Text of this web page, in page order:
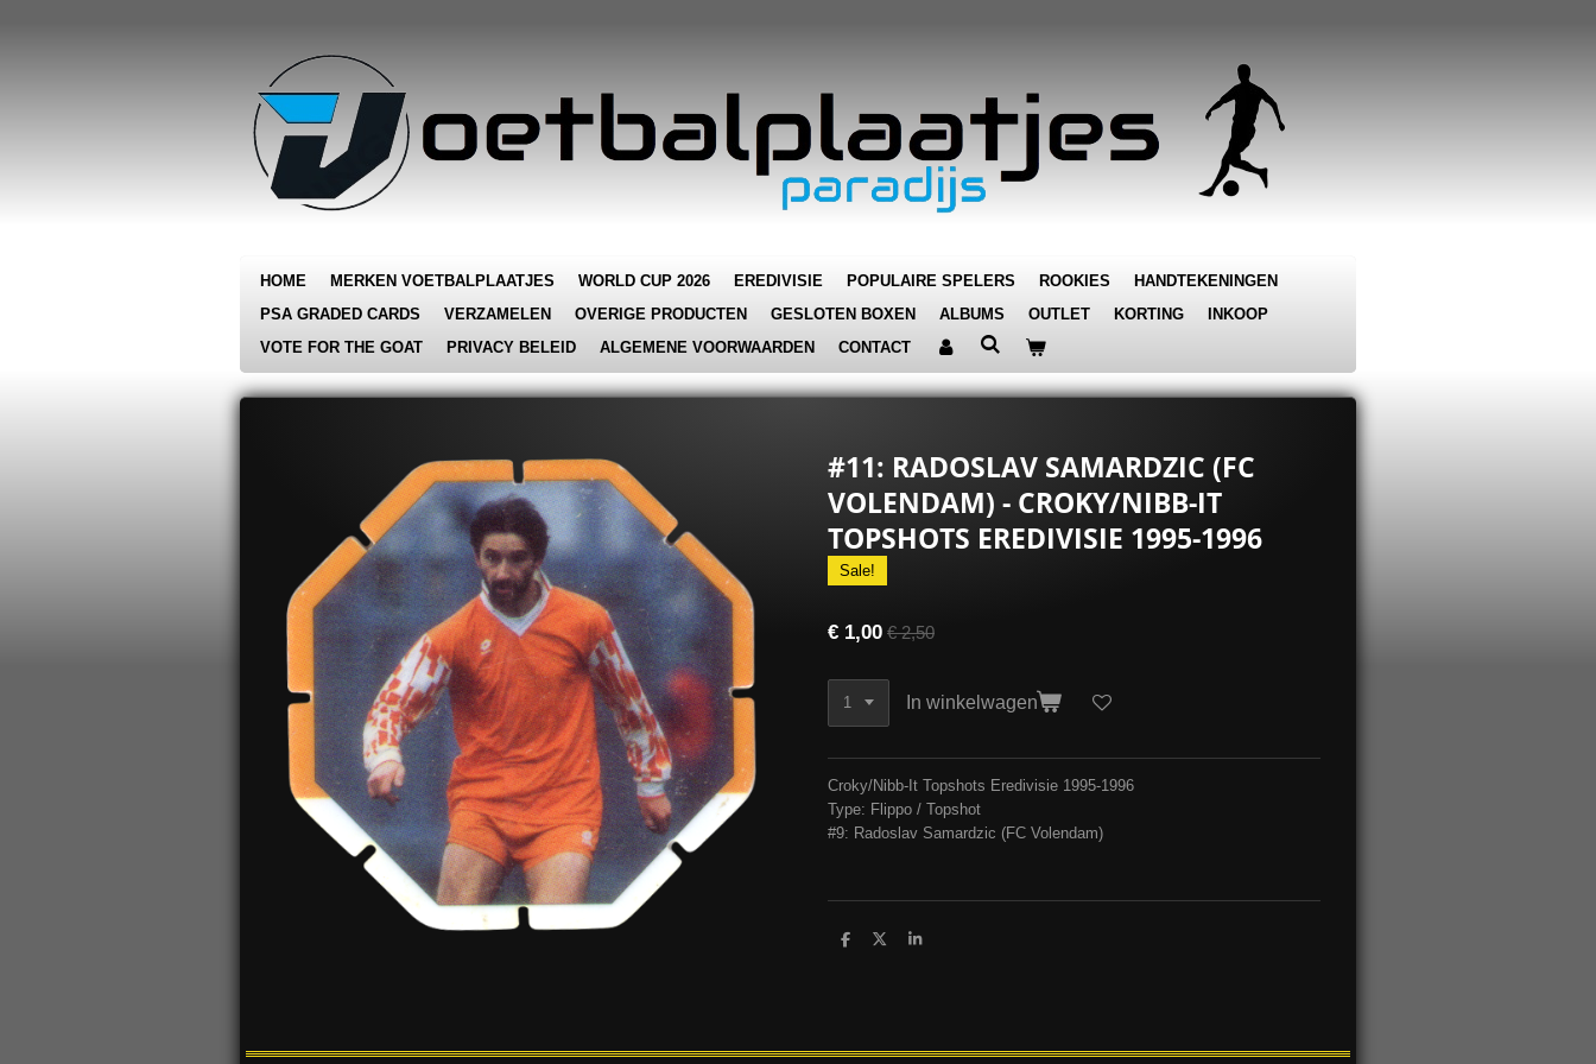
HOME MERKEN VOETBALPLAATJES WORLD CUP 2026 EREDIVISIE POPULAIRE SPELERS ROOKIES
HANDTEKENINGEN
PSA GRADED CARDS
VERZAMELEN OVERIGE PRODUCTEN GESLOTEN BOXEN ALBUMS OUTLET KORTING
INKOOP
VOTE FOR THE GOAT
PRIVACY BELEID ALGEMENE VOORWAARDEN CONTACT
#11: RADOSLAV SAMARDZIC (FC
VOLENDAM) - CROKY/NIBB-IT
TOPSHOTS EREDIVISIE 1995-1996
Sale!
€ 1,00 € 2,50
In winkelwagen
Croky/Nibb-It Topshots Eredivisie 1995-1996
Type: Flippo / Topshot
#9: Radoslav Samardzic (FC Volendam)
D
D
S